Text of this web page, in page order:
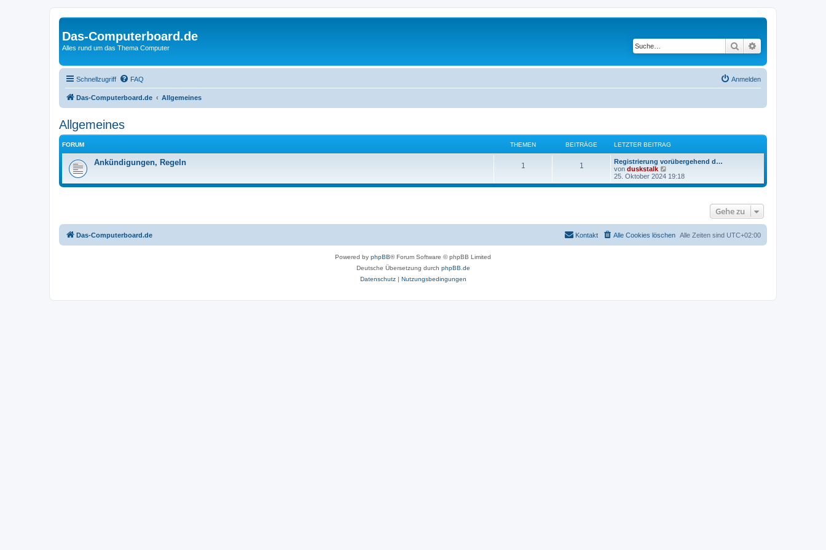
Das-Computerboard.de
Alles rund um das Thema Computer Suche
Schnellzugriff FAQ Anmelden
Das-Computerboard.de Allgemeines
Allgemeines
FORUM THEMEN BEITRÄGE LETZTER BEITRAG
Ankündigungen, Regeln 1 1
Registrierung vorübergehend d…
von duskstalk
e
u
e
25. Oktober 2024 19:18
Gehe zu
Das-Computerboard.de Alle Zeiten sind UTC+02:00
Alle Cookies löschen
Kontakt
Powered by phpBB® Forum Software © phpBB Limited
Deutsche Übersetzung durch phpBB.de
Datenschutz| Nutzungsbedingungen